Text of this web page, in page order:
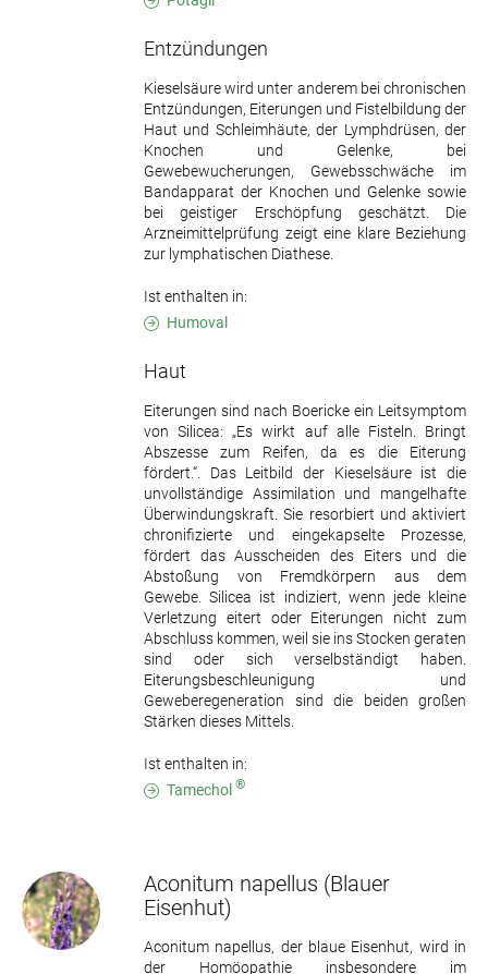
Entzündungen
Kieselsäure wird unter anderem bei chronischen
Entzündungen, Eiterungen und Fistelbildung der
Haut und Schleimhäute, der Lymphdrüsen, der
Knochen und Gelenke, bei
Gewebewucherungen, Gewebsschwäche im
Bandapparat der Knochen und Gelenke sowie
bei geistiger Erschöpfung geschätzt. Die
Arzneimittelprüfung zeigt eine klare Beziehung
zur lymphatischen Diathese.
Ist enthalten in:
Humoval
Haut
Eiterungen sind nach Boericke ein Leitsymptom
von Silicea: „Es wirkt auf alle Fisteln. Bringt
Abszesse zum Reifen, da es die Eiterung
fördert.“. Das Leitbild der Kieselsäure ist die
unvollständige Assimilation und mangelhafte
Überwindungskraft. Sie resorbiert und aktiviert
chronifizierte und eingekapselte Prozesse,
fördert das Ausscheiden des Eiters und die
Abstoßung von Fremdkörpern aus dem
Gewebe. Silicea ist indiziert, wenn jede kleine
Verletzung eitert oder Eiterungen nicht zum
Abschluss kommen, weil sie ins Stocken geraten
sind oder sich verselbständigt haben.
Eiterungsbeschleunigung und
Geweberegeneration sind die beiden großen
Stärken dieses Mittels.
Ist enthalten in:
Tamechol ®
Aconitum napellus (Blauer
Eisenhut)
Aconitum napellus, der blaue Eisenhut, wird in
der Homöopathie insbesondere im